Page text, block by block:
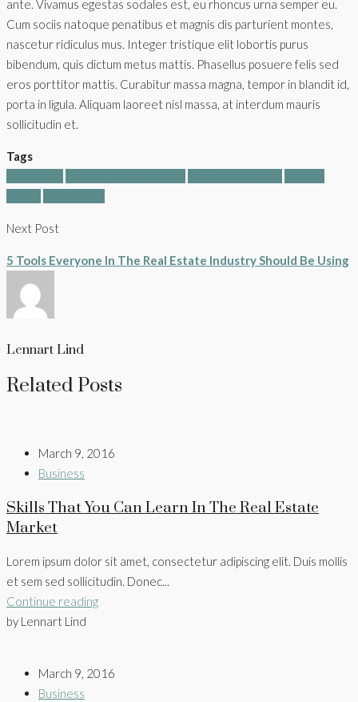
ante. Vivamus egestas sodales est, eu rhoncus urna semper eu.
Cum sociis natoque penatibus et magnis dis parturient montes,
nascetur ridiculus mus. Integer tristique elit lobortis purus
bibendum, quis dictum metus mattis. Phasellus posuere felis sed
eros porttitor mattis. Curabitur massa magna, tempor in blandit id,
porta in ligula. Aliquam laoreet nisl massa, at interdum mauris
sollicitudin et.
Tags
Next Post
5 Tools Everyone In The Real Estate Industry Should Be Using
Lennart Lind
Related Posts
March 9, 2016
Business
Skills That You Can Learn In The Real Estate
Market
Lorem ipsum dolor sit amet, consectetur adipiscing elit. Duis mollis
et sem sed sollicitudin. Donec...
Continue reading
by Lennart Lind
March 9, 2016
Business